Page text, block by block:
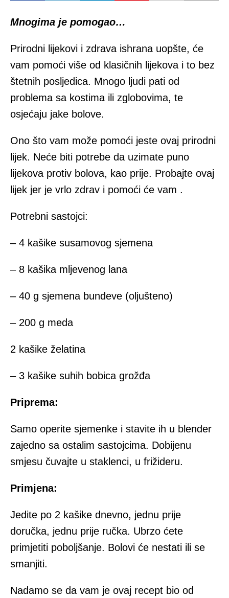
Mnogima je pomogao…
Prirodni lijekovi i zdrava ishrana uopšte, će
vam pomoći više od klasičnih lijekova i to bez
štetnih posljedica. Mnogo ljudi pati od
problema sa kostima ili zglobovima, te
osjećaju jake bolove.
Ono što vam može pomoći jeste ovaj prirodni
lijek. Neće biti potrebe da uzimate puno
lijekova protiv bolova, kao prije. Probajte ovaj
lijek jer je vrlo zdrav i pomoći će vam .
Potrebni sastojci:
– 4 kašike susamovog sjemena
– 8 kašika mljevenog lana
– 40 g sjemena bundeve (oljušteno)
– 200 g meda
2 kašike želatina
– 3 kašike suhih bobica grožđa
Priprema:
Samo operite sjemenke i stavite ih u blender
zajedno sa ostalim sastojcima. Dobijenu
smjesu čuvajte u staklenci, u frižideru.
Primjena:
Jedite po 2 kašike dnevno, jednu prije
doručka, jednu prije ručka. Ubrzo ćete
primjetiti poboljšanje. Bolovi će nestati ili se
smanjiti.
Nadamo se da vam je ovaj recept bio od